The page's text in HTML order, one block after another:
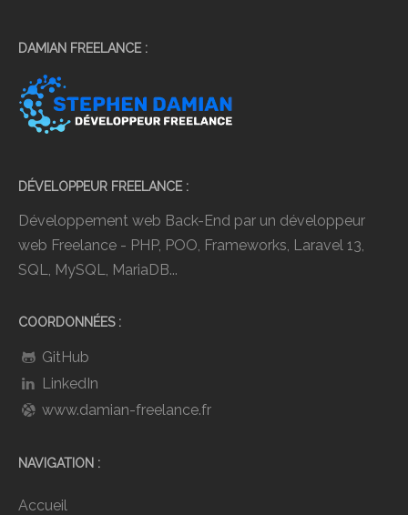
DAMIAN FREELANCE
DÉVELOPPEUR FREELANCE
Développement web Back-End par un développeur
web Freelance - PHP, POO, Frameworks, Laravel 13,
SQL, MySQL, MariaDB...
COORDONNÉES
GitHub
LinkedIn
www.damian-freelance.fr
NAVIGATION
Accueil